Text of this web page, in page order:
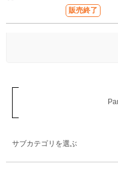
カタログ請
クイックオー
円まで
販売終了
サブカテゴリを選ぶ